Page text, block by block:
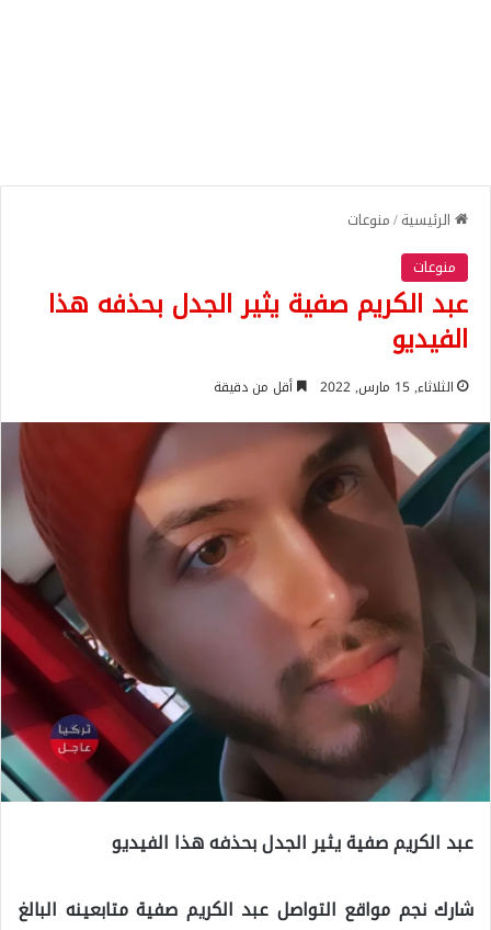
الرئيسية/منوعات
منوعات
عبد الكريم صفية يثير الجدل بحذفه هذا
الفيديو
الثلاثاء, 15 مارس, 2022 أقل من دقيقة
عبد الكريم صفية يثير الجدل بحذفه هذا الفيديو
شارك نجم مواقع التواصل عبد الكريم صفية متابعينه البالغ